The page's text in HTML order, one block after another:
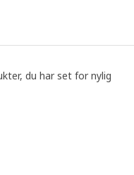
du har set for nylig